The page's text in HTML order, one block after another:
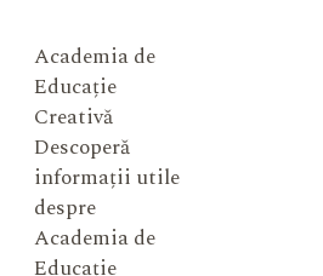
Academia de
Educație
Creativă
Descoperă
informații utile
despre
Academia de
Educație